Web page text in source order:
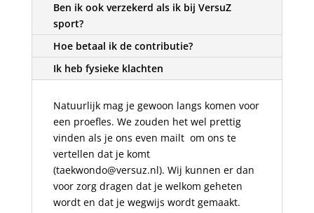
Ben ik ook verzekerd als ik bij VersuZ
sport?
Hoe betaal ik de contributie?
Ik heb fysieke klachten
Natuurlijk mag je gewoon langs komen voor
een proefles. We zouden het wel prettig
vinden als je ons even mailt om ons te
vertellen dat je komt
(taekwondo@versuz.nl). Wij kunnen er dan
voor zorg dragen dat je welkom geheten
wordt en dat je wegwijs wordt gemaakt.